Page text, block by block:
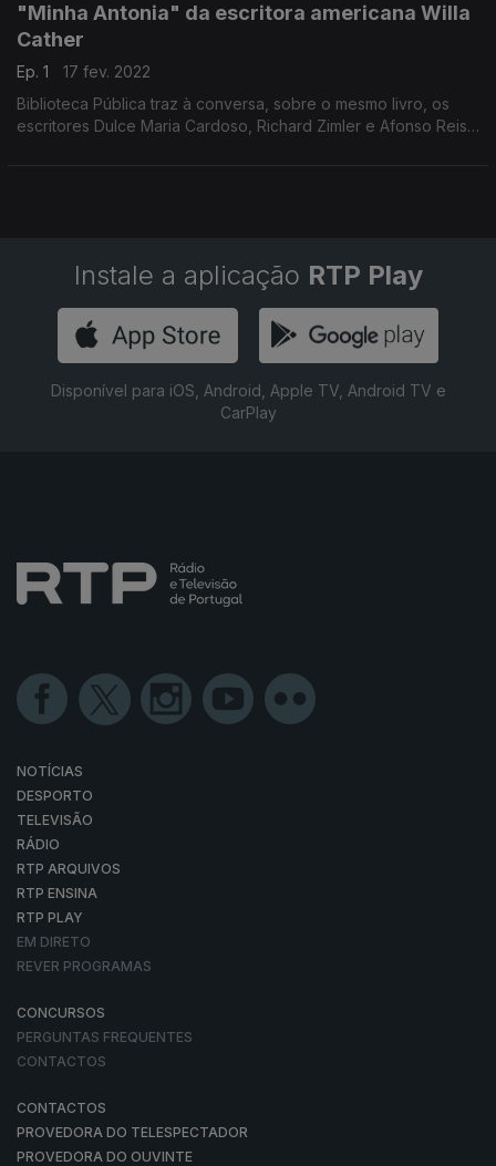
"Minha Antonia" da escritora americana Willa
Cather
Ep. 1
17 fev. 2022
Biblioteca Pública traz à conversa, sobre o mesmo livro, os
escritores Dulce Maria Cardoso, Richard Zimler e Afonso Reis
Instale a aplicação RTP Play
Disponível para iOS, Android, Apple TV, Android TV e
CarPlay
NOTÍCIAS
DESPORTO
TELEVISÃO
RÁDIO
RTP ARQUIVOS
RTP ENSINA
RTP PLAY
EM DIRETO
REVER PROGRAMAS
CONCURSOS
PERGUNTAS FREQUENTES
CONTACTOS
CONTACTOS
PROVEDORA DO TELESPECTADOR
PROVEDORA DO OUVINTE